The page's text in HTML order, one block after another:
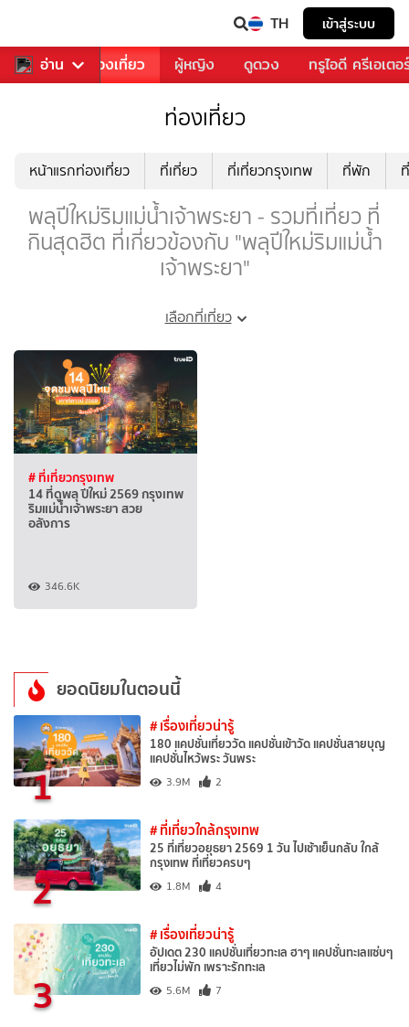
TH เข้าสู่ระบบ
อ่าน
อาหาร ท่องเที่ยว ผู้หญิง ดูดวง ทรูไอดี ครีเอเตอ
ท่องเที่ยว
หน้าแรกท่องเที่ยว ที่เที่ยว ที่เที่ยวกรุงเทพ ที่พัก
พลุปีใหม่ริมแม่น้ำเจ้าพระยา - รวมที่เที่ยว ที่
กินสุดฮิต ที่เกี่ยวข้องกับ "พลุปีใหม่ริมแม่น้ำ
เจ้าพระยา"
เลือกที่เที่ยว
# ที่เที่ยวกรุงเทพ
14 ที่ดูพลุ ปีใหม่ 2569 กรุงเทพ
ริมแม่น้ำเจ้าพระยา สวย
อลังการ
346.6K
ยอดนิยมในตอนนี้
1
# เรื่องเที่ยวน่ารู้
180 แคปชั่นเที่ยววัด แคปชั่นเข้าวัด แคปชั่นสายบุญ
แคปชั่นไหว้พระ วันพระ
3.9M 2
2
# ที่เที่ยวใกล้กรุงเทพ
25 ที่เที่ยวอยุธยา 2569 1 วัน ไปเช้าเย็นกลับ ใกล้
กรุงเทพ ที่เที่ยวครบๆ
1.8M 4
3
# เรื่องเที่ยวน่ารู้
อัปเดต 230 แคปชั่นเที่ยวทะเล ฮาๆ แคปชั่นทะเลแซ่บๆ
เที่ยวไม่พัก เพราะรักทะเล
5.6M 7